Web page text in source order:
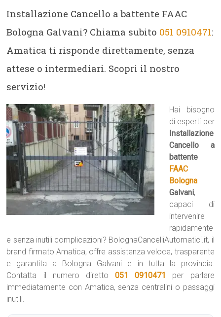
Installazione Cancello a battente FAAC
Bologna Galvani? Chiama subito 051 0910471:
Amatica ti risponde direttamente, senza
attese o intermediari. Scopri il nostro
servizio!
Hai bisogno
di esperti per
Installazione
Cancello a
battente
FAAC
Bologna
Galvani,
capaci di
intervenire
rapidamente
e senza inutili complicazioni? BolognaCancelliAutomatici.it, il
brand firmato Amatica, offre assistenza veloce, trasparente
e garantita a Bologna Galvani e in tutta la provincia.
Contatta il numero diretto051 0910471
per parlare
immediatamente con Amatica, senza centralini o passaggi
inutili.